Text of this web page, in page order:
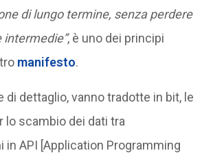
di lungo termine, senza perdere
intermedie”, è uno dei principi
manifesto.
di dettaglio, vanno tradotte in bit, le
lo scambio dei dati tra
in API [Application Programming